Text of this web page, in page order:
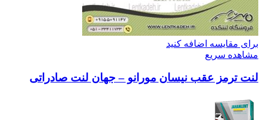
برای مقایسه اضافه کنید
مشاهده سریع
لنت ترمز عقب نیسان مورانو – جهان لنت صادراتی